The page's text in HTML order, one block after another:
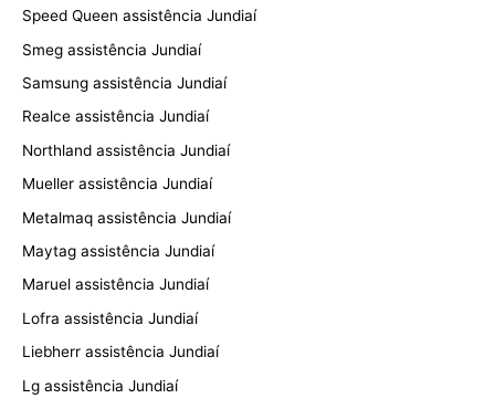
Speed Queen assistência Jundiaí
Smeg assistência Jundiaí
Samsung assistência Jundiaí
Realce assistência Jundiaí
Northland assistência Jundiaí
Mueller assistência Jundiaí
Metalmaq assistência Jundiaí
Maytag assistência Jundiaí
Maruel assistência Jundiaí
Lofra assistência Jundiaí
Liebherr assistência Jundiaí
Lg assistência Jundiaí